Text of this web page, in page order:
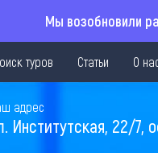
Мы возобновили
туров Статьи О
адрес
Институтская, 22/7,